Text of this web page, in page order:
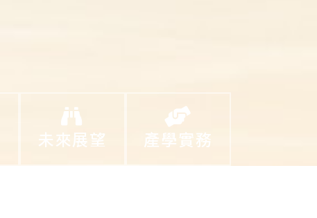
未來展望 產學實務